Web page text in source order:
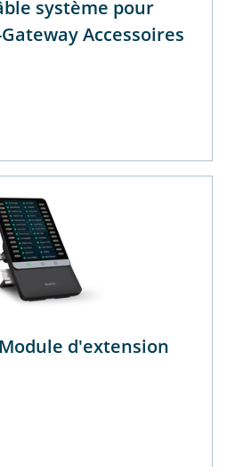
système pour
– VoIP-Gateway Accessoires
Yealink EXP55 – Module d'extension